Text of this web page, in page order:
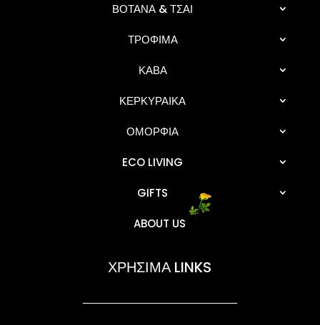
ΒΟΤΑΝΑ & ΤΣΑΙ
ΤΡΟΦΙΜΑ
ΚΑΒΑ
ΚΕΡΚΥΡΑΙΚΑ
ΟΜΟΡΦΙΑ
ECO LIVING
GIFTS
ABOUT US
ΧΡΗΣΙΜΑ LINKS